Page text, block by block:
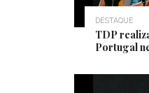
DESTAQUE
TDP
Portugal